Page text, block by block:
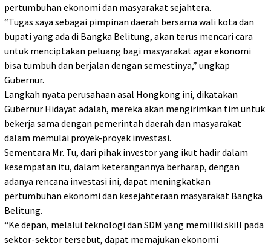
pertumbuhan ekonomi dan masyarakat sejahtera.
“Tugas saya sebagai pimpinan daerah bersama wali kota dan
bupati yang ada di Bangka Belitung, akan terus mencari cara
untuk menciptakan peluang bagi masyarakat agar ekonomi
bisa tumbuh dan berjalan dengan semestinya,” ungkap
Gubernur.
Langkah nyata perusahaan asal Hongkong ini, dikatakan
Gubernur Hidayat adalah, mereka akan mengirimkan tim untuk
bekerja sama dengan pemerintah daerah dan masyarakat
dalam memulai proyek-proyek investasi.
Sementara Mr. Tu, dari pihak investor yang ikut hadir dalam
kesempatan itu, dalam keterangannya berharap, dengan
adanya rencana investasi ini, dapat meningkatkan
pertumbuhan ekonomi dan kesejahteraan masyarakat Bangka
Belitung.
“Ke depan, melalui teknologi dan SDM yang memiliki skill pada
sektor-sektor tersebut, dapat memajukan ekonomi